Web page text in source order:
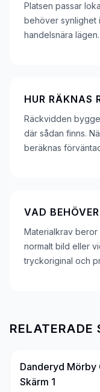
Platsen passar
behöver synlighet
handelsnära lägen.
HUR RÄKNAS
Räckvidden
där sådan finns.
beräknas
VAD
Materialkrav beror
normalt bild eller
tryckoriginal och
RELATERADE
Danderyd Mörby
Skärm 1